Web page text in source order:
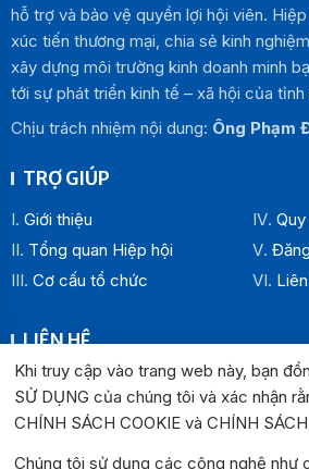
hỗ trợ và bảo vệ quyền lợi hội viên.
xúc tiến thương mại, chia sẻ kinh
xây dựng môi trường kinh doanh minh
tới sự phát triển kinh tế – xã hội của
Chịu trách nhiệm nội dung: Ông Phạm
TRỢ GIÚP
Giới thiệu
Tổng quan Hiệp hội
Cơ cấu tổ chức
LIÊN HỆ
Địa chỉ:
Văn phòng Hiệp hội Doanh nghiệp
Trường Chinh , P. Buôn Ma Thuột,
Văn phòng Đại diện khu vực phía
Khi truy cập vào trang web này, bạn
SỬ DỤNG của chúng tôi và xác nhận
CHÍNH SÁCH COOKIE và CHÍNH
Chúng tôi sử dụng các công nghệ như